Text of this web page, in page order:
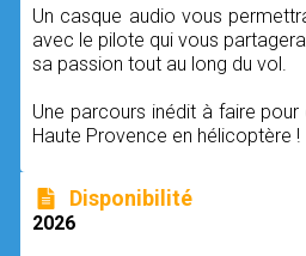
Un casque audio vous
avec le pilote qui vous
sa passion tout au long du vol.
Une parcours inédit à faire
Haute Provence en hélicoptère !
Disponibilité
2026